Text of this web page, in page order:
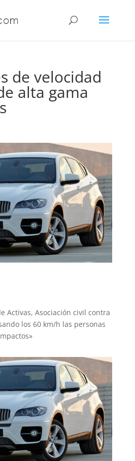
de velocidad
alta gama
Activas, Asociación civil contra
los 60 km/h las personas